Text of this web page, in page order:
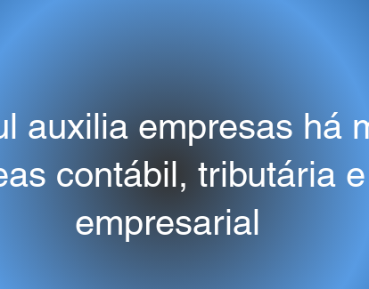
auxilia empresas há
contábil, tributária
empresarial